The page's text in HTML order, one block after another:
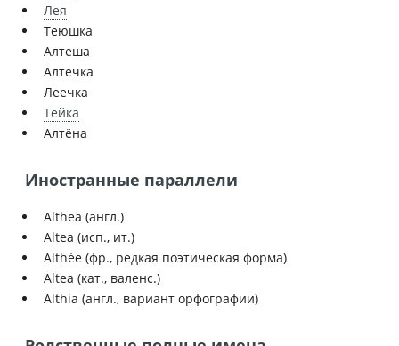
Лея
Теюшка
Алтеша
Алтечка
Леечка
Тейка
Алтёна
Иностранные параллели
Althea (англ.)
Altea (исп., ит.)
Althée (фр., редкая поэтическая форма)
Altea (кат., валенс.)
Althia (англ., вариант орфографии)